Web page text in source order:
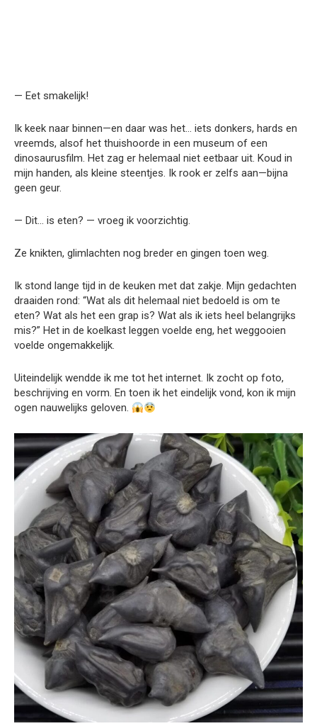
— Eet smakelijk!
Ik keek naar binnen—en daar was het… iets donkers, hards en
vreemds, alsof het thuishoorde in een museum of een
dinosaurusfilm. Het zag er helemaal niet eetbaar uit. Koud in
mijn handen, als kleine steentjes. Ik rook er zelfs aan—bijna
geen geur.
— Dit… is eten? — vroeg ik voorzichtig.
Ze knikten, glimlachten nog breder en gingen toen weg.
Ik stond lange tijd in de keuken met dat zakje. Mijn gedachten
draaiden rond: “Wat als dit helemaal niet bedoeld is om te
eten? Wat als het een grap is? Wat als ik iets heel belangrijks
mis?” Het in de koelkast leggen voelde eng, het weggooien
voelde ongemakkelijk.
Uiteindelijk wendde ik me tot het internet. Ik zocht op foto,
beschrijving en vorm. En toen ik het eindelijk vond, kon ik mijn
ogen nauwelijks geloven.